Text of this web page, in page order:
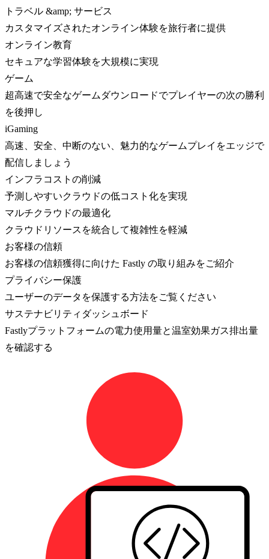
トラベル &amp; サービス
カスタマイズされたオンライン体験を旅行者に提供
オンライン教育
セキュアな学習体験を大規模に実現
ゲーム
超高速で安全なゲームダウンロードでプレイヤーの次の勝利
を後押し
iGaming
高速、安全、中断のない、魅力的なゲームプレイをエッジで
配信しましょう
インフラコストの削減
予測しやすいクラウドの低コスト化を実現
マルチクラウドの最適化
クラウドリソースを統合して複雑性を軽減
お客様の信頼
お客様の信頼獲得に向けた Fastly の取り組みをご紹介
プライバシー保護
ユーザーのデータを保護する方法をご覧ください
サステナビリティダッシュボード
Fastlyプラットフォームの電力使用量と温室効果ガス排出量
を確認する